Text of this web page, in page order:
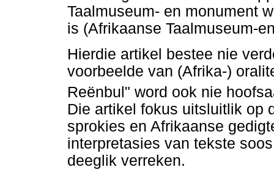
Taalmuseum- en monument
is (Afrikaanse Taalmuseum-
Hierdie artikel bestee nie
voorbeelde van (Afrika-)
Reënbul" word ook nie
Die artikel fokus uitsluitlik op
sprokies en Afrikaanse
interpretasies van tekste
deeglik verreken.